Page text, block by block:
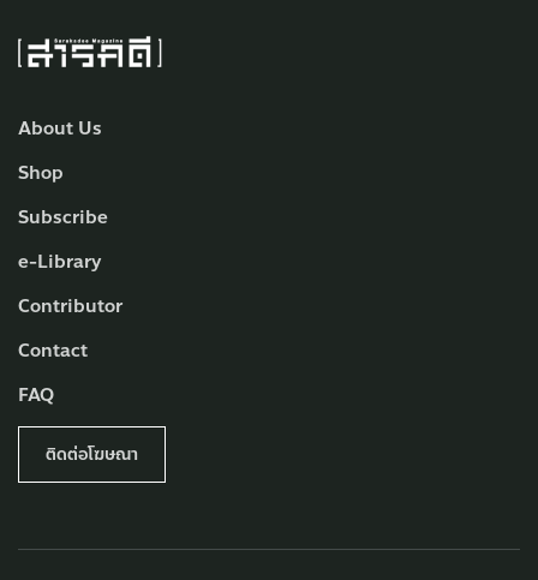
About Us
Shop
Subscribe
e-Library
Contributor
Contact
FAQ
ติดต่อโฆษณา